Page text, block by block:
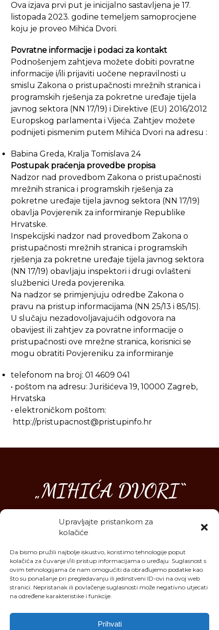
Upravljajte pristankom za
kolačiće
Da bismo pružili najbolje iskustvo, koristimo tehnologije poput
kolačića za čuvanje i/ili pristup informacijama o uređaju. Suglasnost s
ovim tehnologijama će nam omogućiti da obrađujemo podatke kao
što su ponašanje pri pregledavanju ili jedinstveni ID-ovi na ovoj web
stranici. Nepristanak ili povlačenje suglasnosti može negativno utjecati
na određene karakteristike i funkcije.
Prihvati
Ova izjava prvi put je inicijalno sastavljena je 17.
listopada 2023. godine temeljem samoprocjene
koju je proveo Mihića Dvori.
Povratne informacije i podaci za kontakt
Podnošenjem zahtjeva možete dobiti povratne
informacije i/ili prijaviti uočene nepravilnosti u
smislu Zakona o pristupačnosti mrežnih stranica i
programskih rješenja za pokretne uređaje tijela
javnog sektora (NN 17/19) i Direktive (EU) 2016/2012
Europskog parlamenta i Vijeća. Zahtjev možete
podnijeti pismenim putem Mihića Dvori na adresu :
Babina Greda, Kralja Tomislava 24
Postupak praćenja provedbe propisa
Nadzor nad provedbom Zakona o pristupačnosti
mrežnih stranica i programskih rješenja za
pokretne uređaje tijela javnog sektora (NN 17/19)
obavlja Povjerenik za informiranje Republike
Hrvatske.
Inspekcijski nadzor nad provedbom Zakona o
pristupačnosti mrežnih stranica i programskih
rješenja za pokretne uređaje tijela javnog sektora
(NN 17/19) obavljaju inspektori i drugi ovlašteni
službenici Ureda povjerenika.
Na nadzor se primjenjuju odredbe Zakona o
pravu na pristup informacijama (NN 25/13 i 85/15).
U slučaju nezadovoljavajućih odgovora na
obavijest ili zahtjev za povratne informacije o
pristupačnosti ove mrežne stranica, korisnici se
mogu obratiti Povjereniku za informiranje
telefonom na broj: 01 4609 041
• poštom na adresu: Jurišićeva 19, 10000 Zagreb,
Hrvatska
• elektroničkom poštom:
http://pristupacnost@pristupinfo.hr
„MIHIĆA DVORI“
Babina Greda, Kralja Tomislava 24
info.mihicadvori@gmail.com;
rezervacija.mihicadvori@gmail. ; +385 92 289 6659
IBAN: HR8123600001103001335